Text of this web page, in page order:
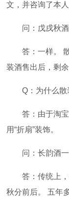
文，并咨询了本
问：戊戌秋
答：一样。
装酒售出后，剩
Q：为什么散
答：由于淘
用“折扇”装饰。
问：长韵酒
答：传统上
秋分前后。 五年